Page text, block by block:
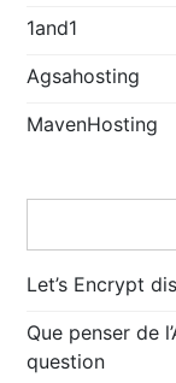
1and1
Agsahosting
MavenHosting
Let’s Encrypt
Que penser de
question